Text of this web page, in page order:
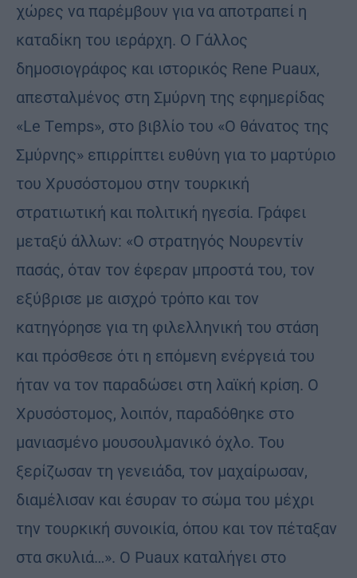
χώρες να παρέμβουν για να αποτραπεί η
καταδίκη του ιεράρχη. Ο Γάλλος
δημοσιογράφος και ιστορικός Rene Ρuaux,
απεσταλμένος στη Σμύρνη της εφημερίδας
«Le Τemps», στο βιβλίο του «Ο θάνατος της
Σμύρνης» επιρρίπτει ευθύνη για το μαρτύριο
του Χρυσόστομου στην τουρκική
στρατιωτική και πολιτική ηγεσία. Γράφει
μεταξύ άλλων: «Ο στρατηγός Νουρεντίν
πασάς, όταν τον έφεραν μπροστά του, τον
εξύβρισε με αισχρό τρόπο και τον
κατηγόρησε για τη φιλελληνική του στάση
και πρόσθεσε ότι η επόμενη ενέργειά του
ήταν να τον παραδώσει στη λαϊκή κρίση. Ο
Χρυσόστομος, λοιπόν, παραδόθηκε στο
μανιασμένο μουσουλμανικό όχλο. Του
ξερίζωσαν τη γενειάδα, τον μαχαίρωσαν,
διαμέλισαν και έσυραν το σώμα του μέχρι
την τουρκική συνοικία, όπου και τον πέταξαν
στα σκυλιά…». Ο Ρuaux καταλήγει στο